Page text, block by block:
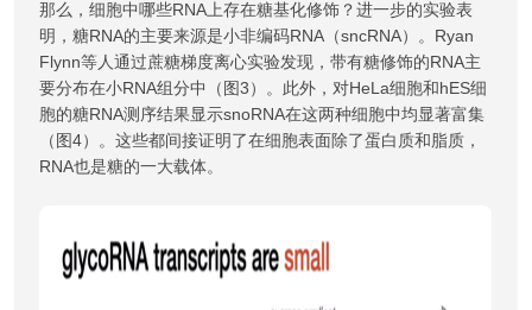
那么，细胞中哪些RNA上存在糖基化修饰？进一步的实验表
明，糖RNA的主要来源是小非编码RNA（sncRNA）。Ryan
Flynn等人通过蔗糖梯度离心实验发现，带有糖修饰的RNA主
要分布在小RNA组分中（图3）。此外，对HeLa细胞和hES细
胞的糖RNA测序结果显示snoRNA在这两种细胞中均显著富集
（图4）。这些都间接证明了在细胞表面除了蛋白质和脂质，
RNA也是糖的一大载体。